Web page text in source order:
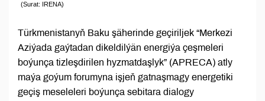
(Surat: IRENA)
Türkmenistanyň Baku şäherinde geçiriljek “Merkezi
Aziýada gaýtadan dikeldilýän energiýa çeşmeleri
boýunça tizleşdirilen hyzmatdaşlyk” (APRECA) atly
maýa goýum forumyna işjeň gatnaşmagy energetiki
geçiş meseleleri boýunça sebitara dialogy